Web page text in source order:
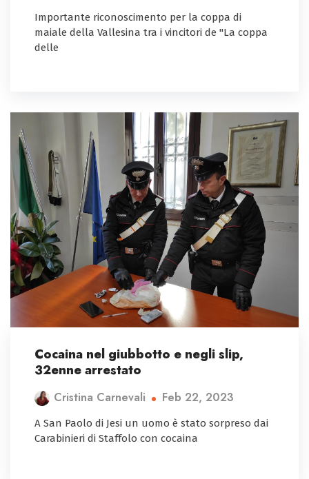
Importante riconoscimento per la coppa di
maiale della Vallesina tra i vincitori de "La coppa
delle
Cocaina nel giubbotto e negli slip,
32enne arrestato
Cristina Carnevali Feb 22, 2023
A San Paolo di Jesi un uomo è stato sorpreso dai
Carabinieri di Staffolo con cocaina